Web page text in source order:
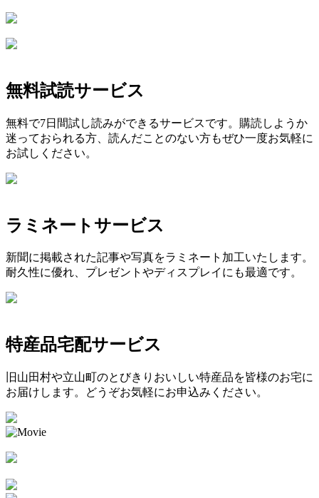
無料試読サービス
無料で7日間試し読みができるサービスです。購読しようか
迷っておられる方、読んだことのない方もぜひ一度お気軽に
お試しください。
ラミネートサービス
新聞に掲載された記事や写真をラミネート加工いたします。
耐久性に優れ、プレゼントやディスプレイにも最適です。
特産品宅配サービス
旧山田村や立山町のとびきりおいしい特産品を皆様のお宅に
お届けします。どうぞお気軽にお申込みください。